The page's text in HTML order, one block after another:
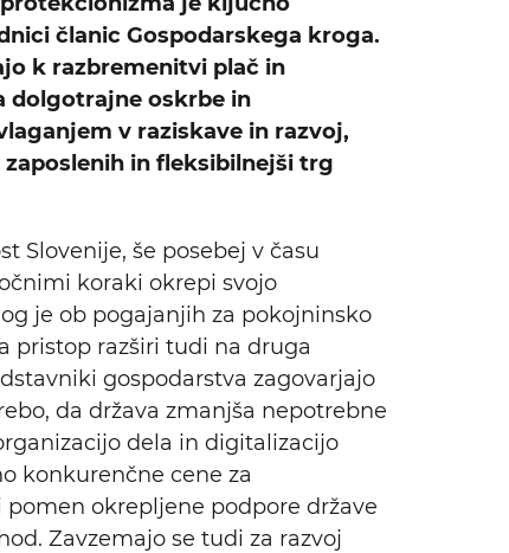
članic Gospodarskega kroga.
k razbremenitvi plač in
dolgotrajne oskrbe in
v raziskave in razvoj,
in fleksibilnejši trg
Slovenije, še posebej v času
koraki okrepi svojo
je ob pogajanjih za pokojninsko
pristop razširi tudi na druga
gospodarstva zagovarjajo
da država zmanjša nepotrebne
dela in digitalizacijo
konkurenčne cene za
okrepljene podpore države
Zavzemajo se tudi za razvoj